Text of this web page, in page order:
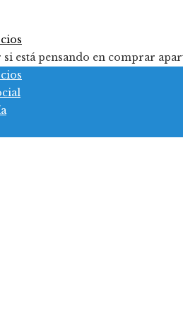
si está pensando en comprar